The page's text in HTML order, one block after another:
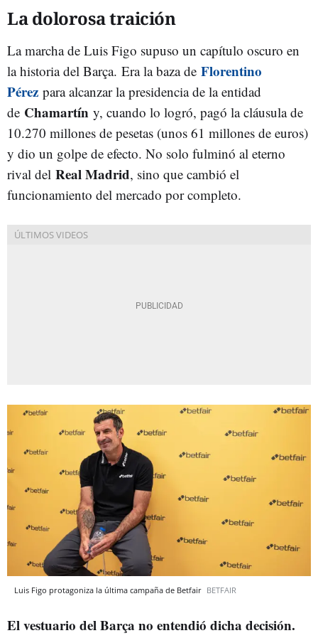
La dolorosa traición
La marcha de Luis Figo supuso un capítulo oscuro en
la historia del Barça. Era la baza de Florentino
Pérez para alcanzar la presidencia de la entidad
de Chamartín y, cuando lo logró, pagó la cláusula de
10.270 millones de pesetas (unos 61 millones de euros)
y dio un golpe de efecto. No solo fulminó al eterno
rival del Real Madrid, sino que cambió el
funcionamiento del mercado por completo.
Luis Figo protagoniza la última campaña de Betfair BETFAIR
El vestuario del Barça no entendió dicha decisión.